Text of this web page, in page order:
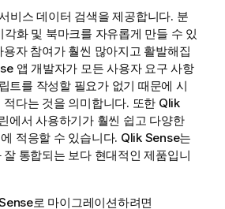
비스 데이터 검색을 제공합니다. 분
화 및 북마크를 자유롭게 만들 수 있
자 참여가 훨씬 많아지고 활발해집
앱 개발자가 모든 사용자 요구 사항
트를 작성할 필요가 없기 때문에 시
다는 것을 의미합니다. 또한 Qlik
에서 사용하기가 훨씬 쉽고 다양한
적응할 수 있습니다. Qlik Sense는
통합되는 보다 현대적인 제품입니
로 마이그레이션하려면